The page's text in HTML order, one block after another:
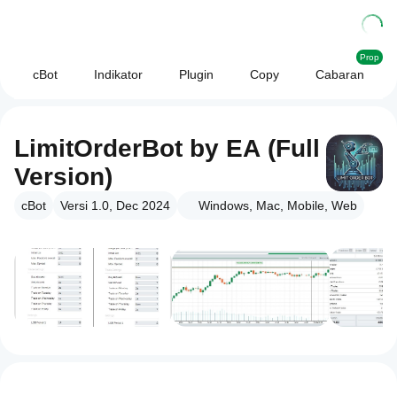
cBot Indikator Plugin Copy Cabaran
Prop
LimitOrderBot by EA (Full
Version)
cBot Versi 1.0, Dec 2024 Windows, Mac, Mobile, Web